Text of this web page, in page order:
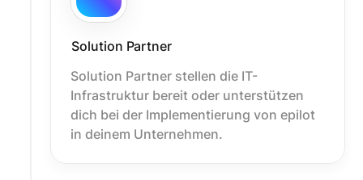
Solution Partner
Solution Partner stellen die IT-
Infrastruktur bereit oder unterstützen
dich bei der Implementierung von epilot
in deinem Unternehmen.